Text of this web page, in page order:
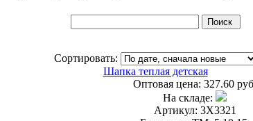
Сортировать:
Шапка теплая детская
Оптовая цена: 327.60
На складе:
Артикул: 3X3321